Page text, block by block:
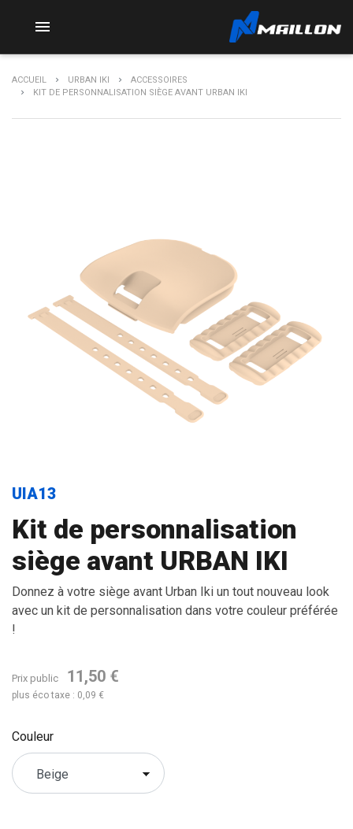

ACCUEIL URBAN IKI
ACCESSOIRES
KIT DE PERSONNALISATION SIÈGE AVANT URBAN IKI
UIA13
Kit de personnalisation
siège avant URBAN IKI
Donnez à votre siège avant Urban Iki un tout nouveau look
avec un kit de personnalisation dans votre couleur préférée
!
Prix public 11,50 €
plus éco taxe : 0,09 €
Couleur